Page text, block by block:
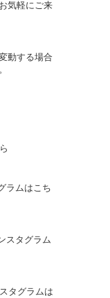
気軽にご来
動する場合
ラムはこち
スタグラム
タグラムは